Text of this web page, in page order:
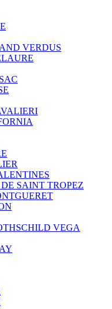
VERDUS
SAINT TROPEZ
VEGA